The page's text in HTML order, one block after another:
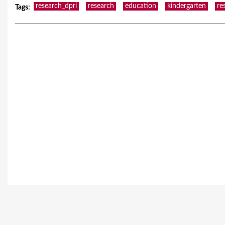
Tags: research_dpri research education kindergarten